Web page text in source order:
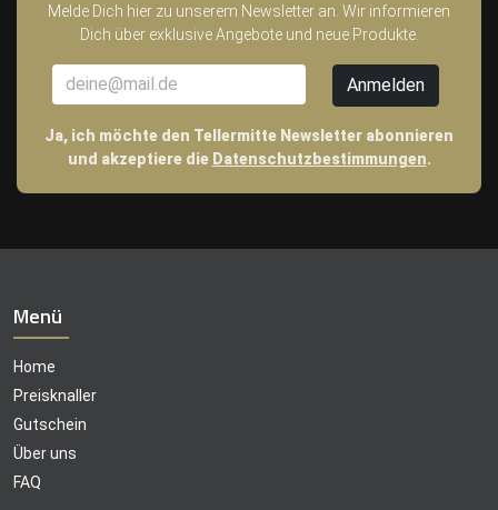
Melde Dich hier zu unserem Newsletter an. Wir informieren
Dich über exklusive Angebote und neue Produkte.
Ja, ich möchte den Tellermitte Newsletter abonnieren
und akzeptiere die Datenschutzbestimmungen.
Menü
Home
Preisknaller
Gutschein
Über uns
FAQ